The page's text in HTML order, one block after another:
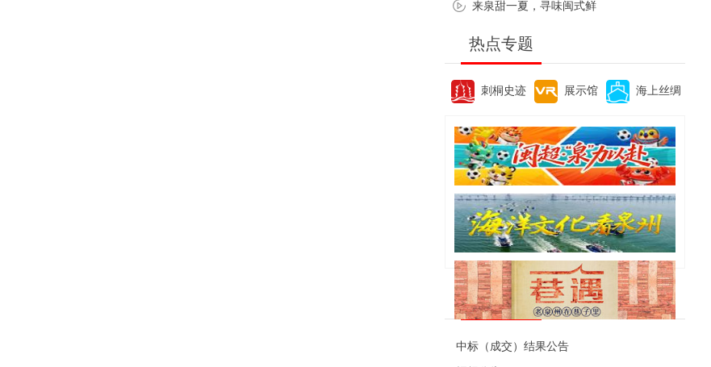
来泉甜一夏，寻味闽式鲜
热点专题
刺桐史迹 展示馆 海上丝绸
便民资讯
中标（成交）结果公告